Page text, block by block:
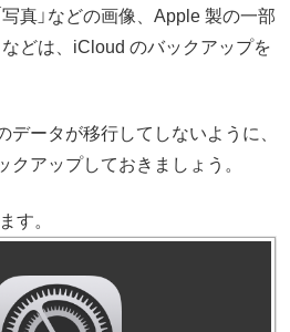
写真」などの画像、Apple 製の一部
などは、iCloud のバックアップを
データが移行してしないように、
アップしておきましょう。
す。